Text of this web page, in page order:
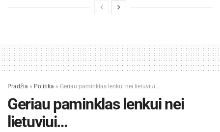
Pradžia » Politika » Geriau paminklas lenkui nei lietuviui…
Geriau paminklas lenkui nei
lietuviui…